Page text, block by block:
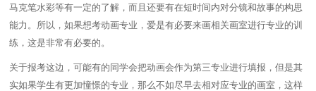
马克笔水彩等有一定的了解，而且还要有在短时间内对分镜和故事的构思
能力。所以，如果想考动画专业，爱是有必要来画相关画室进行专业的训
练，这是非常有必要的。
关于报考这边，可能有的同学会把动画会作为第三专业进行填报，但是其
实如果学生有更加憧憬的专业，那么不如尽早去相对应专业的画室，这样